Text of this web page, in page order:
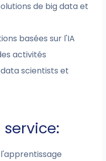
de big data et
basées sur l'IA
activités
scientists et